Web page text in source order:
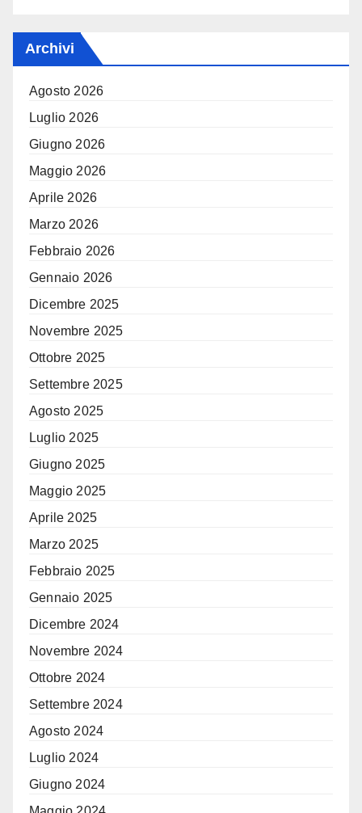
Archivi
Agosto 2026
Luglio 2026
Giugno 2026
Maggio 2026
Aprile 2026
Marzo 2026
Febbraio 2026
Gennaio 2026
Dicembre 2025
Novembre 2025
Ottobre 2025
Settembre 2025
Agosto 2025
Luglio 2025
Giugno 2025
Maggio 2025
Aprile 2025
Marzo 2025
Febbraio 2025
Gennaio 2025
Dicembre 2024
Novembre 2024
Ottobre 2024
Settembre 2024
Agosto 2024
Luglio 2024
Giugno 2024